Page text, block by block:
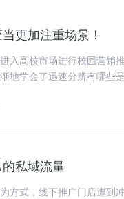
更加注重场景！
入高校市场进行校园营销
地学会了迅速分辨有哪些
私域流量
方式，线下推广门店遭到